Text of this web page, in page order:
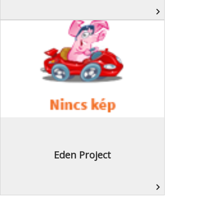
navigate_next
Eden Project
navigate_next